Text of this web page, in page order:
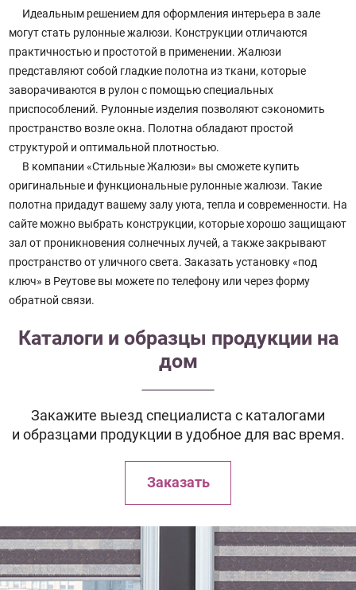
Идеальным решением для оформления интерьера в зале
могут стать рулонные жалюзи. Конструкции отличаются
практичностью и простотой в применении. Жалюзи
представляют собой гладкие полотна из ткани, которые
заворачиваются в рулон с помощью специальных
приспособлений. Рулонные изделия позволяют сэкономить
пространство возле окна. Полотна обладают простой
структурой и оптимальной плотностью.
В компании «Стильные Жалюзи» вы сможете купить
оригинальные и функциональные рулонные жалюзи. Такие
полотна придадут вашему залу уюта, тепла и современности. На
сайте можно выбрать конструкции, которые хорошо защищают
зал от проникновения солнечных лучей, а также закрывают
пространство от уличного света. Заказать установку «под
ключ» в Реутове вы можете по телефону или через форму
обратной связи.
Каталоги и образцы продукции на
дом
Закажите выезд специалиста с каталогами
и образцами продукции в удобное для вас время.
Заказать